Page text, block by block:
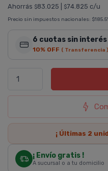
Ahorrás $83.025 $74.825 c/u
Precio sin impuestos nacionales:
6 cuotas sin interés
10% OFF ( Transferencia )
¡ Últimas 2
¡ Envío gratis !
A sucursal o a tu domicilio